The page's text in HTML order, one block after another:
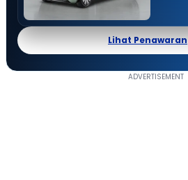
Lihat Penawaran